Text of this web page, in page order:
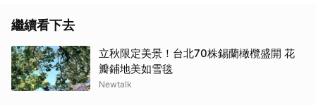
繼續看下去
立秋限定美景！台北70株錫蘭橄欖盛開 花
瓣鋪地美如雪毯
Newtalk